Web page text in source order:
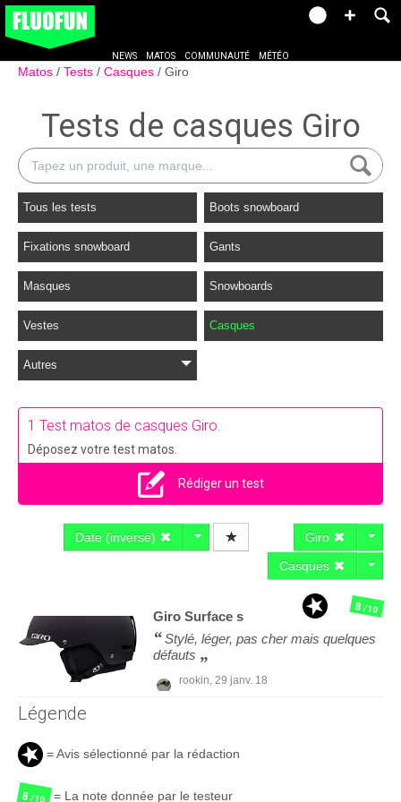
NEWS MATOS COMMUNAUTÉ MÉTÉO
Matos Tests Casques Giro
Tests de casques Giro
Tous les tests Boots snowboard
Fixations snowboard Gants
Masques Snowboards
Vestes Casques
Autres
1 Test matos de casques Giro.
Déposez votre test matos.
Rédiger un test
Date (inversé)
Giro
Casques
Giro Surface s
Stylé, léger, pas cher mais quelques
défauts
rookin, 29 janv. 18
8/10
Légende
= Avis sélectionné par la rédaction
8/10 = La note donnée par le testeur